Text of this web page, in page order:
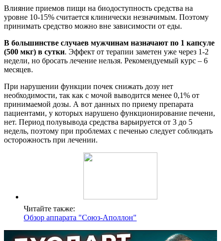
Влияние приемов пищи на биодоступность средства на
уровне 10-15% считается клинически незначимым. Поэтому
принимать средство можно вне зависимости от еды.
В большинстве случаев мужчинам назначают по 1 капсуле
(500 мкг) в сутки. Эффект от терапии заметен уже через 1-2
недели, но бросать лечение нельзя. Рекомендуемый курс – 6
месяцев.
При нарушении функции почек снижать дозу нет
необходимости, так как с мочой выводится менее 0,1% от
принимаемой дозы. А вот данных по приему препарата
пациентами, у которых нарушено функционирование печени,
нет. Период полувывода средства варьируется от 3 до 5
недель, поэтому при проблемах с печенью следует соблюдать
осторожность при лечении.
Читайте также:
Обзор аппарата "Союз-Аполлон"